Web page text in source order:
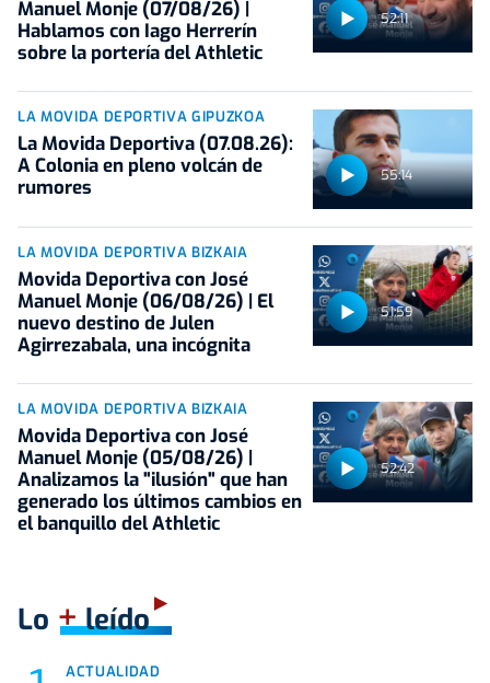
52:11
Manuel Monje (07/08/26) |
Hablamos con Iago Herrerín
sobre la portería del Athletic
55:14
LA MOVIDA DEPORTIVA GIPUZKOA
La Movida Deportiva (07.08.26):
A Colonia en pleno volcán de
rumores
51:59
LA MOVIDA DEPORTIVA BIZKAIA
Movida Deportiva con José
Manuel Monje (06/08/26) | El
nuevo destino de Julen
Agirrezabala, una incógnita
52:42
LA MOVIDA DEPORTIVA BIZKAIA
Movida Deportiva con José
Manuel Monje (05/08/26) |
Analizamos la "ilusión" que han
generado los últimos cambios en
el banquillo del Athletic
Lo +leído
ACTUALIDAD